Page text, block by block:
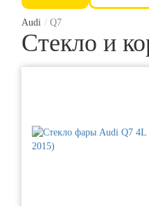
Audi / Q7
Стекло и